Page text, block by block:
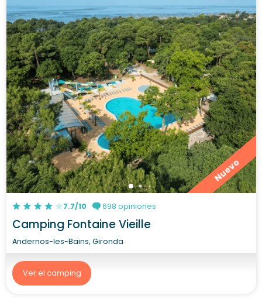
Nuevo
7.7/10 698 opiniones
Camping Fontaine Vieille
Andernos-les-Bains, Gironda
Ver el camping